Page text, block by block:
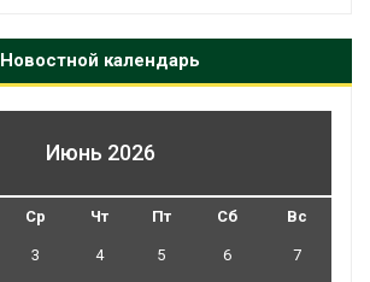
Новостной календарь
Июнь 2026
Ср Чт Пт Сб Вс
3 4 5 6 7